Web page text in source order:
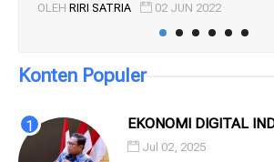
OLEH RIRI SATRIA 02 JUN 2022
Konten Populer
EKONOMI DIGITAL
Jul 02, 2025